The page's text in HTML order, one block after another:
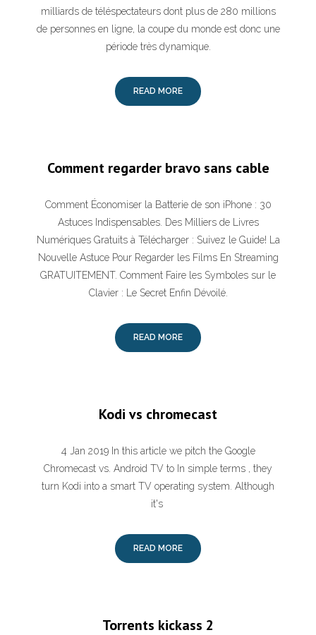
milliards de téléspectateurs dont plus de 280 millions
de personnes en ligne, la coupe du monde est donc une
période très dynamique.
READ MORE
Comment regarder bravo sans cable
Comment Économiser la Batterie de son iPhone : 30
Astuces Indispensables. Des Milliers de Livres
Numériques Gratuits à Télécharger : Suivez le Guide! La
Nouvelle Astuce Pour Regarder les Films En Streaming
GRATUITEMENT. Comment Faire les Symboles sur le
Clavier : Le Secret Enfin Dévoilé.
READ MORE
Kodi vs chromecast
4 Jan 2019 In this article we pitch the Google
Chromecast vs. Android TV to In simple terms , they
turn Kodi into a smart TV operating system. Although
it's
READ MORE
Torrents kickass 2